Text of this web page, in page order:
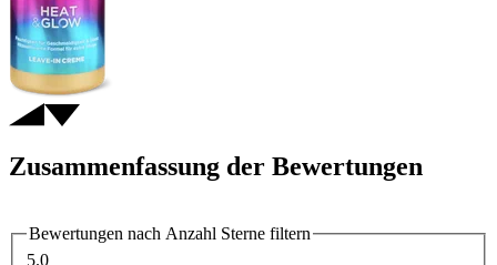
Zusammenfassung der Bewertungen
Bewertungen nach Anzahl Sterne filtern
5.0